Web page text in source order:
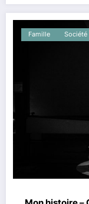
Famille Société